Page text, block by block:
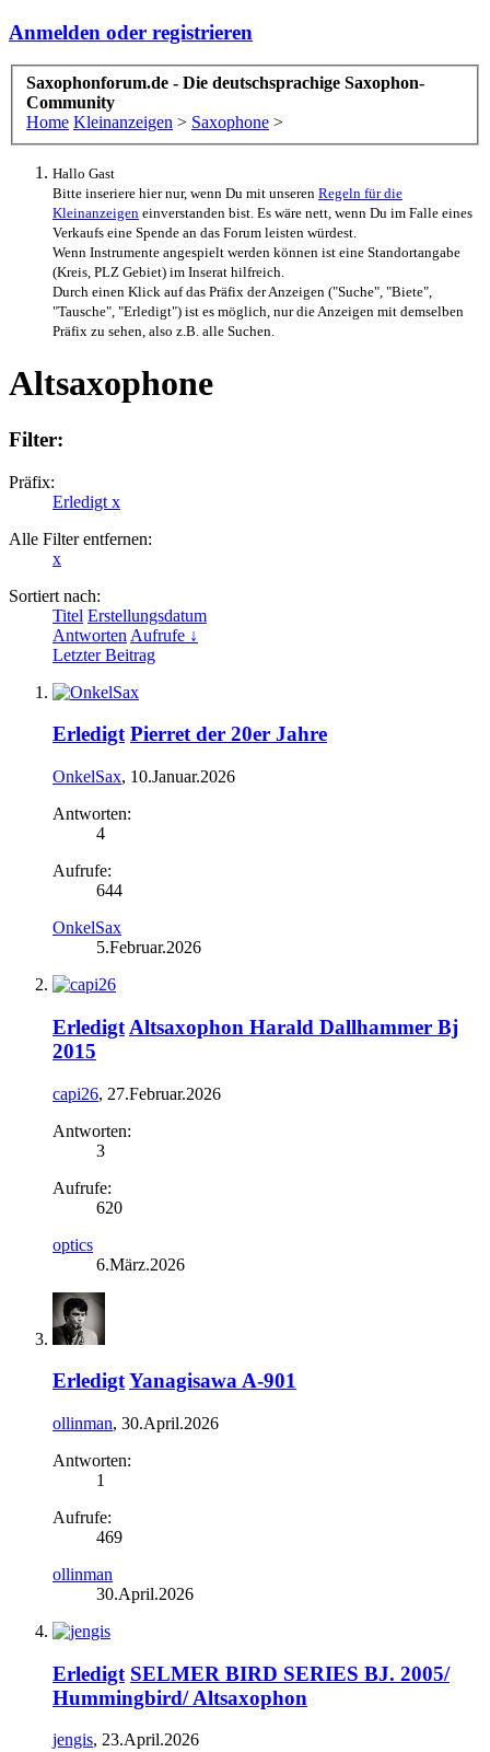
Anmelden oder registrieren
Saxophonforum.de - Die deutschsprachige Saxophon-
Community
Home Kleinanzeigen > Saxophone >
Hallo Gast
Bitte inseriere hier nur, wenn Du mit unseren Regeln für die
Kleinanzeigen einverstanden bist. Es wäre nett, wenn Du im Falle eines
Verkaufs eine Spende an das Forum leisten würdest.
Wenn Instrumente angespielt werden können ist eine Standortangabe
(Kreis, PLZ Gebiet) im Inserat hilfreich.
Durch einen Klick auf das Präfix der Anzeigen ("Suche", "Biete",
"Tausche", "Erledigt") ist es möglich, nur die Anzeigen mit demselben
Präfix zu sehen, also z.B. alle Suchen.
Altsaxophone
Filter:
Präfix:
Erledigt x
Alle Filter entfernen:
x
Sortiert nach:
Titel Erstellungsdatum
Antworten Aufrufe ↓
Letzter Beitrag
Erledigt Pierret der 20er Jahre
OnkelSax, 10.Januar.2026
Antworten:
4
Aufrufe:
644
OnkelSax
5.Februar.2026
Erledigt Altsaxophon Harald Dallhammer Bj
2015
capi26, 27.Februar.2026
Antworten:
3
Aufrufe:
620
optics
6.März.2026
ErledigtYanagisawa A-901
ollinman, 30.April.2026
Antworten:
1
Aufrufe:
469
ollinman
30.April.2026
Erledigt SELMER BIRD SERIES BJ. 2005/
Hummingbird/ Altsaxophon
jengis, 23.April.2026